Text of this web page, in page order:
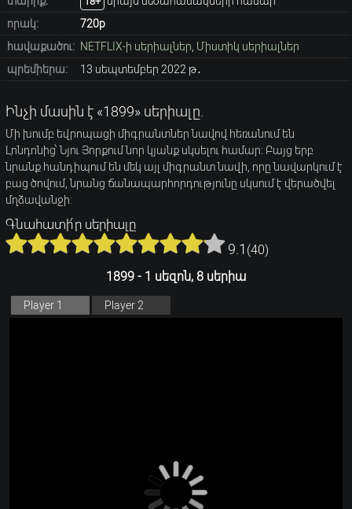
որակ:
720p
հավաքածու: NETFLIX-ի սերիալներ Միստիկ սերիալներ
պրեմիերա:
13 սեպտեմբեր 2022 թ․
Ինչի մասին է «1899» սերիալը.
Մի խումբ եվրոպացի միգրանտներ նավով հեռանում են
Լոնդոնից՝ Նյու Յորքում նոր կյանք սկսելու համար։ Բայց երբ
նրանք հանդիպում են մեկ այլ միգրանտ նավի, որը նավարկում է
բաց ծովում, նրանց ճանապարհորդությունը սկսում է վերածվել
մղձավանջի:
Գնահատի՛ր սերիալը
9.1 (40)
1899 - 1 սեզոն, 8 սերիա
Player 1 Player 2